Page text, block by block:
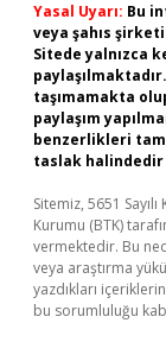
Yasal Uyarı: Bu
veya şahıs
Sitede yalnızca
taşımamakta
paylaşım
benzerlikleri
taslak halindedir
Sitemiz, 5651
Kurumu (BTK)
vermektedir. Bu
veya araştırma
yazdıkları
bu sorumluluğu